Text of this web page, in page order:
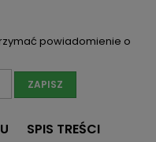
powiadomienie o
ZAPISZ
SPIS TREŚCI